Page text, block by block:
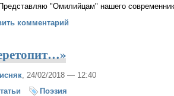
"Омилийцам" нашего
нет закона – он благодатью осенён»
комментарий
, 24/02/2018 — 12:40
Поэзия